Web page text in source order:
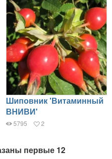
Шиповник 'Витаминный
ВНИВИ'
5795 2
первые 12